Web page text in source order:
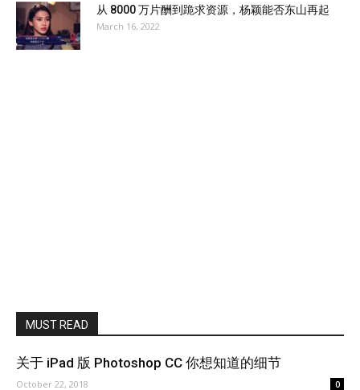
从 8000 万片酬到跪求资源，杨颖能否东山再起
March 16, 2022
MUST READ
关于 iPad 版 Photoshop CC 你想知道的细节
October 22, 2018 0